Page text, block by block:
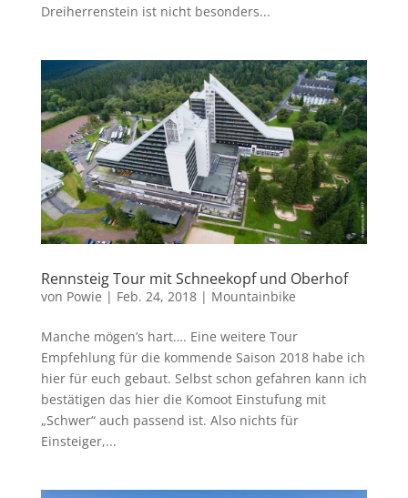
Dreiherrenstein ist nicht besonders...
Rennsteig Tour mit Schneekopf und Oberhof
von Powie | Feb. 24, 2018| Mountainbike
Manche mögen’s hart…. Eine weitere Tour
Empfehlung für die kommende Saison 2018 habe ich
hier für euch gebaut. Selbst schon gefahren kann ich
bestätigen das hier die Komoot Einstufung mit
„Schwer“ auch passend ist. Also nichts für
Einsteiger,...